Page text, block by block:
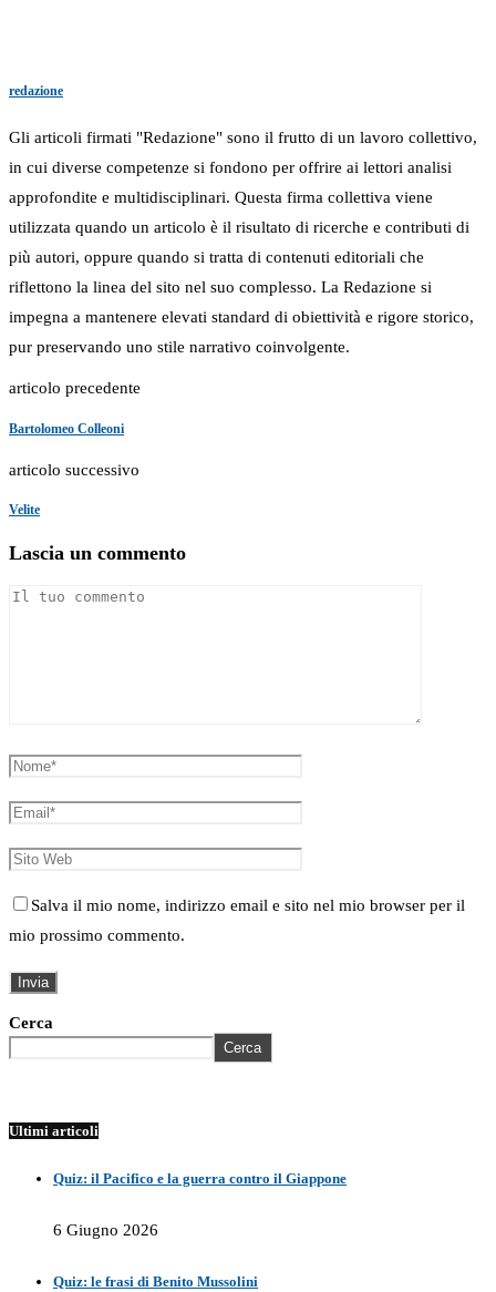
redazione
Gli articoli firmati "Redazione" sono il frutto di un lavoro collettivo,
in cui diverse competenze si fondono per offrire ai lettori analisi
approfondite e multidisciplinari. Questa firma collettiva viene
utilizzata quando un articolo è il risultato di ricerche e contributi di
più autori, oppure quando si tratta di contenuti editoriali che
riflettono la linea del sito nel suo complesso. La Redazione si
impegna a mantenere elevati standard di obiettività e rigore storico,
pur preservando uno stile narrativo coinvolgente.
articolo precedente
Bartolomeo Colleoni
articolo successivo
Velite
Lascia un commento
Salva il mio nome, indirizzo email e sito nel mio browser per il
mio prossimo commento.
Cerca
Cerca
Ultimi articoli
Quiz: il Pacifico e la guerra contro il Giappone
6 Giugno 2026
Quiz: le frasi di Benito Mussolini